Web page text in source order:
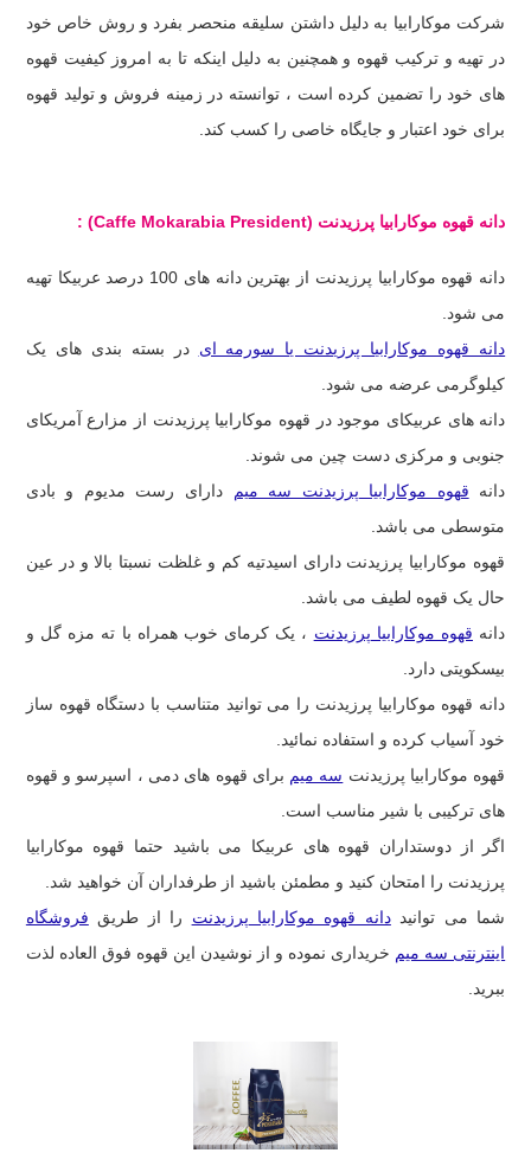
شرکت موکارابیا به دلیل داشتن سلیقه منحصر بفرد و روش خاص خود
در تهیه و ترکیب قهوه و همچنین به دلیل اینکه تا به امروز کیفیت قهوه
های خود را تضمین کرده است ، توانسته در زمینه فروش و تولید قهوه
برای خود اعتبار و جایگاه خاصی را کسب کند.
دانه قهوه موکارابیا پرزیدنت (Caffe Mokarabia President)
:
دانه قهوه موکارابیا پرزیدنت از بهترین دانه های 100 درصد عربیکا تهیه
می شود.
دانه قهوه موکارابیا پرزیدنت یا سورمه ای در بسته بندی های یک
کیلوگرمی عرضه می شود.
دانه های عربیکای موجود در قهوه موکارابیا پرزیدنت از مزارع آمریکای
جنوبی و مرکزی دست چین می شوند.
دانه قهوه موکارابیا پرزیدنت سه میم دارای رست مدیوم و بادی
متوسطی می باشد.
قهوه موکارابیا پرزیدنت دارای اسیدتیه کم و غلظت نسبتا بالا و در عین
حال یک قهوه لطیف می باشد.
دانه قهوه موکارابیا پرزیدنت ، یک کرمای خوب همراه با ته مزه گل و
بیسکویتی دارد.
دانه قهوه موکارابیا پرزیدنت را می توانید متناسب با دستگاه قهوه ساز
خود آسیاب کرده و استفاده نمائید.
قهوه موکارابیا پرزیدنت سه میم برای قهوه های دمی ، اسپرسو و قهوه
های ترکیبی با شیر مناسب است.
اگر از دوستداران قهوه های عربیکا می باشید حتما قهوه موکارابیا
پرزیدنت را امتحان کنید و مطمئن باشید از طرفداران آن خواهید شد.
شما می توانیددانه قهوه موکارابیا پرزیدنت را از طریق فروشگاه
اینترنتی سه میم خریداری نموده و از نوشیدن این قهوه فوق العاده لذت
ببرید.